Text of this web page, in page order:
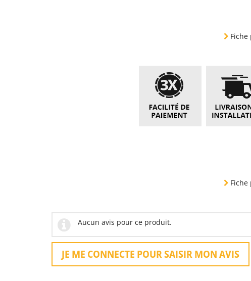
Aucun avis pour ce produit.
JE ME CONNECTE POUR SAISIR MON AVIS